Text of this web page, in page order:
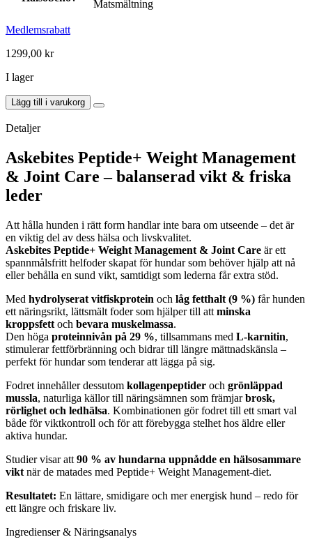
Matsmältning
Medlemsrabatt
1299,00 kr
I lager
Askebites
Viktkontroll
&
Hypoallergenisk
Hydrolyserat
10kg
mängd
Lägg till i varukorg
Detaljer
Askebites Peptide+ Weight Management
& Joint Care – balanserad vikt & friska
leder
Att hålla hunden i rätt form handlar inte bara om utseende – det är
en viktig del av dess hälsa och livskvalitet.
Askebites Peptide+ Weight Management & Joint Care är ett
spannmålsfritt helfoder skapat för hundar som behöver hjälp att nå
eller behålla en sund vikt, samtidigt som lederna får extra stöd.
Med hydrolyserat vitfiskprotein och låg fetthalt (9 %) får hunden
ett näringsrikt, lättsmält foder som hjälper till att minska
kroppsfett och bevara muskelmassa.
Den höga proteinnivån på 29 %, tillsammans med L-karnitin,
stimulerar fettförbränning och bidrar till längre mättnadskänsla –
perfekt för hundar som tenderar att lägga på sig.
Fodret innehåller dessutom kollagenpeptider och grönläppad
mussla, naturliga källor till näringsämnen som främjarbrosk,
rörlighet och ledhälsa. Kombinationen gör fodret till ett smart val
både för viktkontroll och för att förebygga stelhet hos äldre eller
aktiva hundar.
Studier visar att 90 % av hundarna uppnådde en hälsosammare
vikt när de matades med Peptide+ Weight Management-diet.
Resultatet: En lättare, smidigare och mer energisk hund – redo för
ett längre och friskare liv.
Ingredienser & Näringsanalys